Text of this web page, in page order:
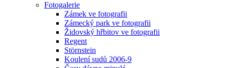
Fotogalerie
Zámek ve fotografii
Zámecký park ve fotografii
Židovský hřbitov ve fotografii
Regent
Störnstein
Koulení sudů 2006-9